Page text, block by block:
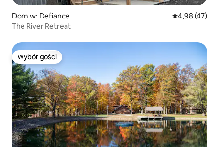
Dom w: Defiance Średnia
4,98 (47)
The River Retreat
Wybór gości
Wybór gości